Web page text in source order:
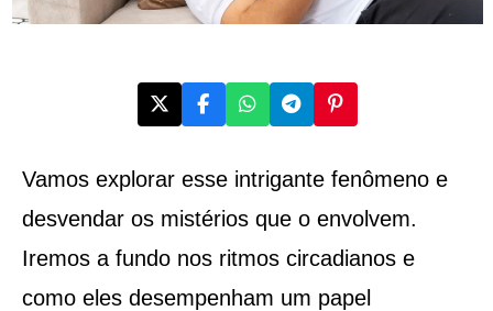
Vamos explorar esse intrigante fenômeno e
desvendar os mistérios que o envolvem.
Iremos a fundo nos ritmos circadianos e
como eles desempenham um papel